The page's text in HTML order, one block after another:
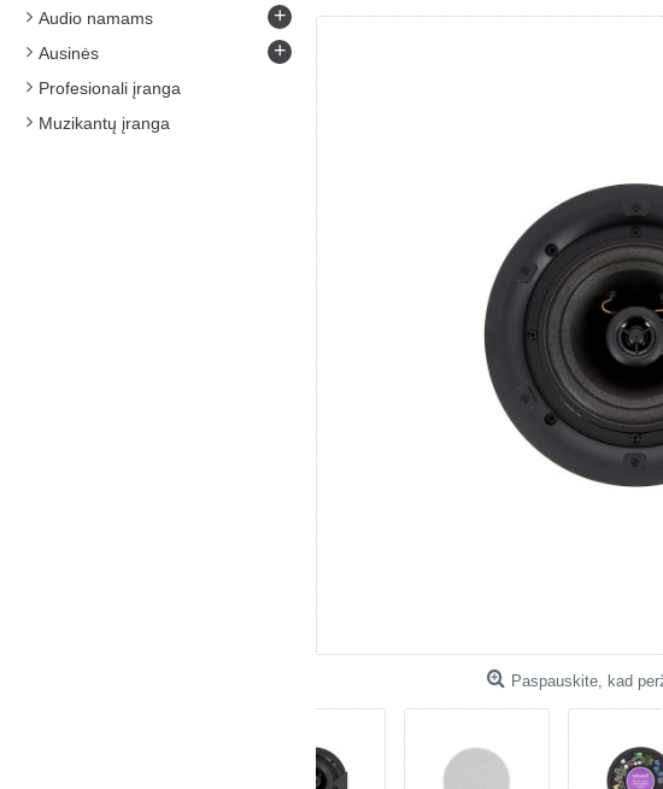
Audio namams +
Ausinės +
Profesionali įranga
Muzikantų įranga
Paspauskite, kad